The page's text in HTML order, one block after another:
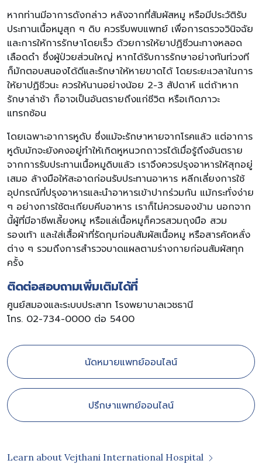
หากท่านมีอาการดังกล่าว หลังจากที่สัมผัสหมู หรือมีประวัติรับ
ประทานเนื้อหมูสุก ๆ ดิบ ควรรีบพบแพทย์ เพื่อการตรวจวินิจฉัย
และการให้การรักษาโดยเร็ว ด้วยการให้ยาปฏิชีวนะทางหลอด
เลือดดำ ซึ่งผู้ป่วยส่วนใหญ่ หากได้รับการรักษาอย่างทันท่วงที
ก็มักตอบสนองได้ดีและรักษาให้หายขาดได้ โดยระยะเวลาในการ
ให้ยาปฏิชีวนะ ควรให้นานอย่างน้อย 2-3 สัปดาห์ แต่ถ้าหาก
รักษาล่าช้า ก็อาจเป็นอันตรายถึงแก่ชีวิต หรือเกิดภาวะ
แทรกซ้อน
โดยเฉพาะอาการหูดับ ซึ่งแม้จะรักษาหายจากโรคแล้ว แต่อาการ
หูดับมักจะยังคงอยู่ทำให้เกิดหูหนวกถาวรได้เมื่อรู้ถึงอันตราย
จากการรับประทานเนื้อหมูดิบแล้ว เราจึงควรปรุงอาหารให้สุกอยู่
เสมอ ล้างมือให้สะอาดก่อนรับประทานอาหาร หลีกเลี่ยงการใช้
อุปกรณ์ที่ปรุงอาหารและนำอาหารเข้าปากร่วมกัน แม้กระทั่งง่าย
ๆ อย่างการใช้ตะเกียบคีบอาหาร เราก็ไม่ควรมองข้าม นอกจาก
นี้ผู้ที่มีอาชีพเลี้ยงหมู หรือแล่เนื้อหมูก็ควรสวมถุงมือ สวม
รองเท้า และใส่เสื้อผ้าที่รัดกุมก่อนสัมผัสเนื้อหมู หรือสารคัดหลั่ง
ต่าง ๆ รวมถึงการสำรวจบาดแผลตามร่างกายก่อนสัมผัสทุก
ครั้ง
ติดต่อสอบถามเพิ่มเติมได้ที่
ศูนย์สมองและระบบประสาท โรงพยาบาลเวชธานี
โทร. 02-734-0000 ต่อ 5400
นัดหมายแพทย์ออนไลน์
ปรึกษาแพทย์ออนไลน์
Learn about Vejthani International Hospital